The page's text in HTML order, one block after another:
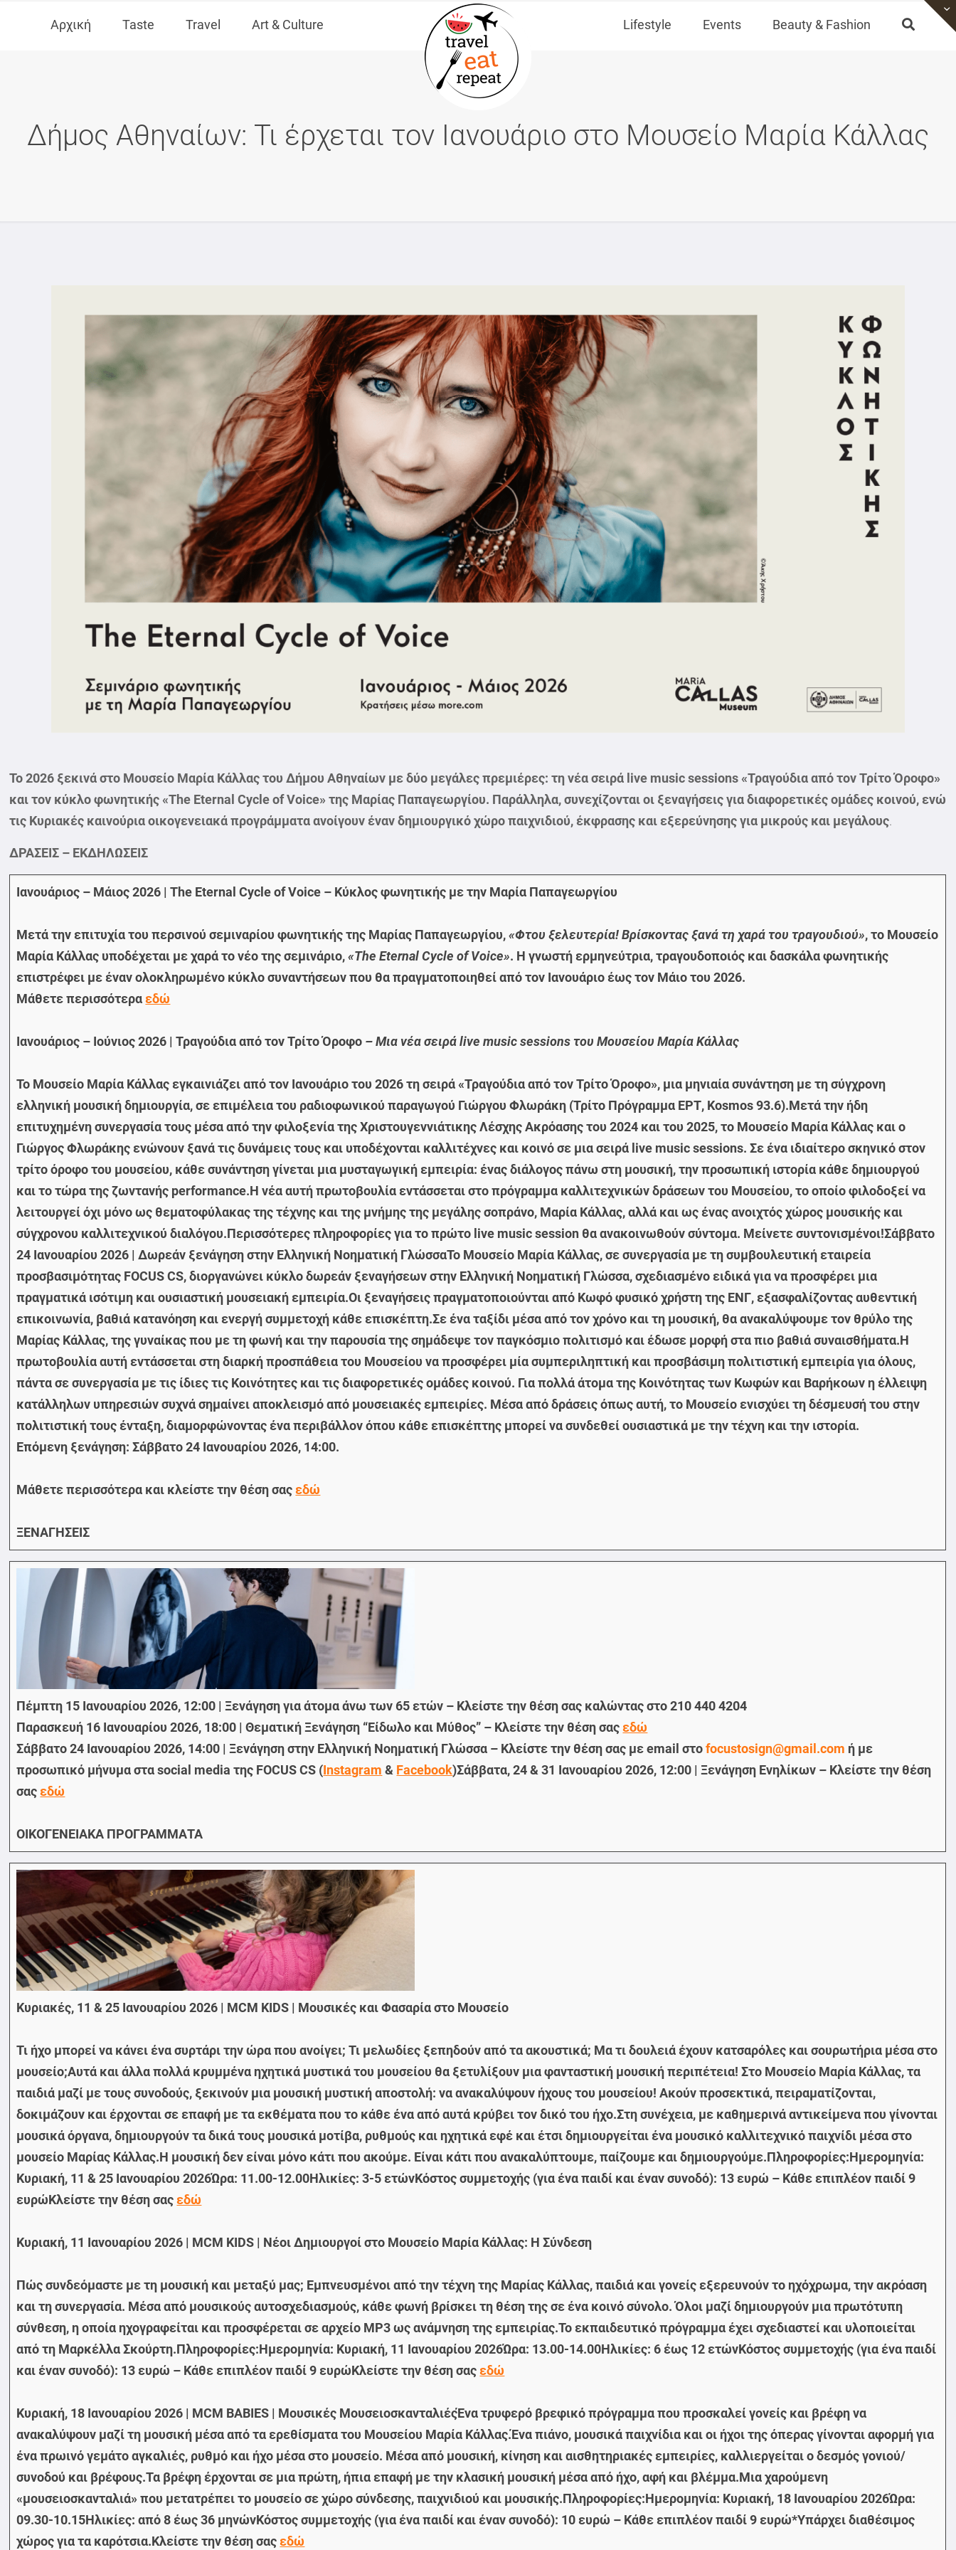
Αρχική Taste Travel Art & Culture Lifestyle Events Beauty & Fashion
Δήμος Αθηναίων: Τι έρχεται τον Ιανουάριο στο Μουσείο Μαρία Κάλλας
Το 2026 ξεκινά στο Μουσείο Μαρία Κάλλας του Δήμου Αθηναίων με δύο μεγάλες πρεμιέρες: τη νέα σειρά live music sessions «Τραγούδια από τον Τρίτο Όροφο»
και τον κύκλο φωνητικής «The Eternal Cycle of Voice» της Μαρίας Παπαγεωργίου. Παράλληλα, συνεχίζονται οι ξεναγήσεις για διαφορετικές ομάδες κοινού, ενώ
τις Κυριακές καινούρια οικογενειακά προγράμματα ανοίγουν έναν δημιουργικό χώρο παιχνιδιού, έκφρασης και εξερεύνησης για μικρούς και μεγάλους.
ΔΡΑΣΕΙΣ – ΕΚΔΗΛΩΣΕΙΣ
Ιανουάριος – Μάιος 2026 | The Eternal Cycle of Voice – Κύκλος φωνητικής με την Μαρία Παπαγεωργίου
Μετά την επιτυχία του περσινού σεμιναρίου φωνητικής της Μαρίας Παπαγεωργίου,«Φτου ξελευτερία! Βρίσκοντας ξανά τη χαρά του τραγουδιού», το Μουσείο
Μαρία Κάλλας υποδέχεται με χαρά το νέο της σεμινάριο,«The Eternal Cycle of Voice». Η γνωστή ερμηνεύτρια, τραγουδοποιός και δασκάλα φωνητικής
επιστρέφει με έναν ολοκληρωμένο κύκλο συναντήσεων που θα πραγματοποιηθεί από τον Ιανουάριο έως τον Μάιο του 2026.
Μάθετε περισσότεραεδώ
Ιανουάριος – Ιούνιος 2026 | Τραγούδια από τον Τρίτο Όροφο – Μια νέα σειρά live music sessions του Μουσείου Μαρία Κάλλας
Το Μουσείο Μαρία Κάλλας εγκαινιάζει από τον Ιανουάριο του 2026 τη σειρά «Τραγούδια από τον Τρίτο Όροφο», μια μηνιαία συνάντηση με τη σύγχρονη
ελληνική μουσική δημιουργία, σε επιμέλεια του ραδιοφωνικού παραγωγού Γιώργου Φλωράκη (Τρίτο Πρόγραμμα ΕΡΤ, Kosmos 93.6).Μετά την ήδη
επιτυχημένη συνεργασία τους μέσα από την φιλοξενία της Χριστουγεννιάτικης Λέσχης Ακρόασης του 2024 και του 2025, το Μουσείο Μαρία Κάλλας και ο
Γιώργος Φλωράκης ενώνουν ξανά τις δυνάμεις τους και υποδέχονται καλλιτέχνες και κοινό σε μια σειρά live music sessions. Σε ένα ιδιαίτερο σκηνικό στον
τρίτο όροφο του μουσείου, κάθε συνάντηση γίνεται μια μυσταγωγική εμπειρία: ένας διάλογος πάνω στη μουσική, την προσωπική ιστορία κάθε δημιουργού
και το τώρα της ζωντανής performance.Η νέα αυτή πρωτοβουλία εντάσσεται στο πρόγραμμα καλλιτεχνικών δράσεων του Μουσείου, το οποίο φιλοδοξεί να
λειτουργεί όχι μόνο ως θεματοφύλακας της τέχνης και της μνήμης της μεγάλης σοπράνο, Μαρία Κάλλας, αλλά και ως ένας ανοιχτός χώρος μουσικής και
σύγχρονου καλλιτεχνικού διαλόγου.Περισσότερες πληροφορίες για το πρώτο live music session θα ανακοινωθούν σύντομα. Μείνετε συντονισμένοι!Σάββατο
24 Ιανουαρίου 2026 | Δωρεάν ξενάγηση στην Ελληνική Νοηματική ΓλώσσαΤο Μουσείο Μαρία Κάλλας, σε συνεργασία με τη συμβουλευτική εταιρεία
προσβασιμότητας FOCUS CS, διοργανώνει κύκλο δωρεάν ξεναγήσεων στην Ελληνική Νοηματική Γλώσσα, σχεδιασμένο ειδικά για να προσφέρει μια
πραγματικά ισότιμη και ουσιαστική μουσειακή εμπειρία.Οι ξεναγήσεις πραγματοποιούνται από Κωφό φυσικό χρήστη της ΕΝΓ, εξασφαλίζοντας αυθεντική
επικοινωνία, βαθιά κατανόηση και ενεργή συμμετοχή κάθε επισκέπτη.Σε ένα ταξίδι μέσα από τον χρόνο και τη μουσική, θα ανακαλύψουμε τον θρύλο της
Μαρίας Κάλλας, της γυναίκας που με τη φωνή και την παρουσία της σημάδεψε τον παγκόσμιο πολιτισμό και έδωσε μορφή στα πιο βαθιά συναισθήματα.Η
πρωτοβουλία αυτή εντάσσεται στη διαρκή προσπάθεια του Μουσείου να προσφέρει μία συμπεριληπτική και προσβάσιμη πολιτιστική εμπειρία για όλους,
πάντα σε συνεργασία με τις ίδιες τις Κοινότητες και τις διαφορετικές ομάδες κοινού. Για πολλά άτομα της Κοινότητας των Κωφών και Βαρήκοων η έλλειψη
κατάλληλων υπηρεσιών συχνά σημαίνει αποκλεισμό από μουσειακές εμπειρίες. Μέσα από δράσεις όπως αυτή, το Μουσείο ενισχύει τη δέσμευσή του στην
πολιτιστική τους ένταξη, διαμορφώνοντας ένα περιβάλλον όπου κάθε επισκέπτης μπορεί να συνδεθεί ουσιαστικά με την τέχνη και την ιστορία.
Επόμενη ξενάγηση: Σάββατο 24 Ιανουαρίου 2026, 14:00.
Μάθετε περισσότερα και κλείστε την θέση σαςεδώ
ΞΕΝΑΓΗΣΕΙΣ
Πέμπτη 15 Ιανουαρίου 2026, 12:00 | Ξενάγηση για άτομα άνω των 65 ετών – Κλείστε την θέση σας καλώντας στο210 440 4204
Παρασκευή 16 Ιανουαρίου 2026, 18:00 | Θεματική Ξενάγηση “Είδωλο και Μύθος” – Κλείστε την θέση σαςεδώ
Σάββατο 24 Ιανουαρίου 2026, 14:00 | Ξενάγηση στην Ελληνική Νοηματική Γλώσσα – Κλείστε την θέση σας με email στοfocustosign@gmail.com ή με
προσωπικό μήνυμα στα social media της FOCUS CS (Instagram & Facebook)Σάββατα, 24 & 31 Ιανουαρίου 2026, 12:00 | Ξενάγηση Ενηλίκων – Κλείστε την θέση
σαςεδώ
ΟΙΚΟΓΕΝΕΙΑΚΑ ΠΡΟΓΡΑΜΜΑΤΑ
Κυριακές, 11 & 25 Ιανουαρίου 2026 | MCM KIDS | Μουσικές και Φασαρία στο Μουσείο
Τι ήχο μπορεί να κάνει ένα συρτάρι την ώρα που ανοίγει; Τι μελωδίες ξεπηδούν από τα ακουστικά; Μα τι δουλειά έχουν κατσαρόλες και σουρωτήρια μέσα στο
μουσείο;Αυτά και άλλα πολλά κρυμμένα ηχητικά μυστικά του μουσείου θα ξετυλίξουν μια φανταστική μουσική περιπέτεια! Στο Μουσείο Μαρία Κάλλας, τα
παιδιά μαζί με τους συνοδούς, ξεκινούν μια μουσική μυστική αποστολή: να ανακαλύψουν ήχους του μουσείου! Ακούν προσεκτικά, πειραματίζονται,
δοκιμάζουν και έρχονται σε επαφή με τα εκθέματα που το κάθε ένα από αυτά κρύβει τον δικό του ήχο.Στη συνέχεια, με καθημερινά αντικείμενα που γίνονται
μουσικά όργανα, δημιουργούν τα δικά τους μουσικά μοτίβα, ρυθμούς και ηχητικά εφέ και έτσι δημιουργείται ένα μουσικό καλλιτεχνικό παιχνίδι μέσα στο
μουσείο Μαρίας Κάλλας.Η μουσική δεν είναι μόνο κάτι που ακούμε. Είναι κάτι που ανακαλύπτουμε, παίζουμε και δημιουργούμε.Πληροφορίες:Ημερομηνία:
Κυριακή, 11 & 25 Ιανουαρίου 2026Ώρα: 11.00-12.00Ηλικίες: 3-5 ετώνΚόστος συμμετοχής (για ένα παιδί και έναν συνοδό): 13 ευρώ – Κάθε επιπλέον παιδί 9
ευρώΚλείστε την θέση σαςεδώ
Κυριακή, 11 Ιανουαρίου 2026 | MCM KIDS | Νέοι Δημιουργοί στο Μουσείο Μαρία Κάλλας: Η Σύνδεση
Πώς συνδεόμαστε με τη μουσική και μεταξύ μας; Εμπνευσμένοι από την τέχνη της Μαρίας Κάλλας, παιδιά και γονείς εξερευνούν το ηχόχρωμα, την ακρόαση
και τη συνεργασία. Μέσα από μουσικούς αυτοσχεδιασμούς, κάθε φωνή βρίσκει τη θέση της σε ένα κοινό σύνολο. Όλοι μαζί δημιουργούν μια πρωτότυπη
σύνθεση, η οποία ηχογραφείται και προσφέρεται σε αρχείο MP3 ως ανάμνηση της εμπειρίας.Το εκπαιδευτικό πρόγραμμα έχει σχεδιαστεί και υλοποιείται
από τη Μαρκέλλα Σκούρτη.Πληροφορίες:Ημερομηνία: Κυριακή, 11 Ιανουαρίου 2026Ώρα: 13.00-14.00Ηλικίες: 6 έως 12 ετώνΚόστος συμμετοχής (για ένα παιδί
και έναν συνοδό): 13 ευρώ – Κάθε επιπλέον παιδί 9 ευρώΚλείστε την θέση σαςεδώ
Κυριακή, 18 Ιανουαρίου 2026 | MCM BABIES | Μουσικές ΜουσειοσκανταλιέςΈνα τρυφερό βρεφικό πρόγραμμα που προσκαλεί γονείς και βρέφη να
ανακαλύψουν μαζί τη μουσική μέσα από τα ερεθίσματα του Μουσείου Μαρία Κάλλας.Ένα πιάνο, μουσικά παιχνίδια και οι ήχοι της όπερας γίνονται αφορμή για
ένα πρωινό γεμάτο αγκαλιές, ρυθμό και ήχο μέσα στο μουσείο. Μέσα από μουσική, κίνηση και αισθητηριακές εμπειρίες, καλλιεργείται ο δεσμός γονιού/
συνοδού και βρέφους.Τα βρέφη έρχονται σε μια πρώτη, ήπια επαφή με την κλασική μουσική μέσα από ήχο, αφή και βλέμμα.Μια χαρούμενη
«μουσειοσκανταλιά» που μετατρέπει το μουσείο σε χώρο σύνδεσης, παιχνιδιού και μουσικής.Πληροφορίες:Ημερομηνία: Κυριακή, 18 Ιανουαρίου 2026Ώρα:
09.30-10.15Ηλικίες: από 8 έως 36 μηνώνΚόστος συμμετοχής (για ένα παιδί και έναν συνοδό): 10 ευρώ – Κάθε επιπλέον παιδί 9 ευρώ*Υπάρχει διαθέσιμος
χώρος για τα καρότσια.Κλείστε την θέση σαςεδώ